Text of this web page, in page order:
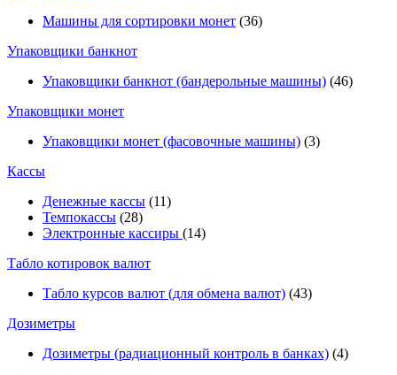
Машины для сортировки монет (36)
Упаковщики банкнот
Упаковщики банкнот (бандерольные машины) (46)
Упаковщики монет
Упаковщики монет (фасовочные машины) (3)
Кассы
Денежные кассы (11)
Темпокассы (28)
Электронные кассиры (14)
Табло котировок валют
Табло курсов валют (для обмена валют) (43)
Дозиметры
Дозиметры (радиационный контроль в банках) (4)